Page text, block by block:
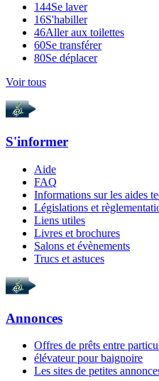
144Se laver
16S'habiller
46Aller aux toilettes
60Se transférer
80Se déplacer
Voir tous
S'informer
Aide
FAQ
Informations sur les aides
Législations et
Liens utiles
Livres et brochures
Salons et évènements
Trucs et astuces
Annonces
Offres de prêts entre
élévateur pour baignoire
Les sites de petites